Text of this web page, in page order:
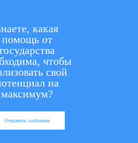
какая
помощь от
государства
чтобы
свой
на
максимум?
Отправить сообщение